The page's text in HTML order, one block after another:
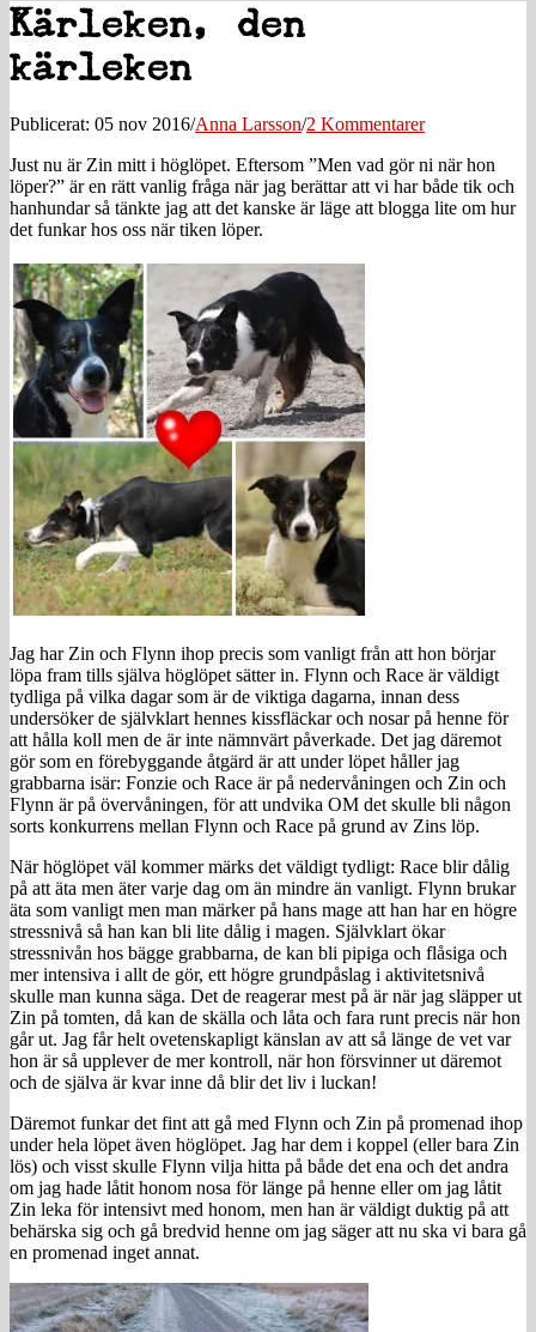
Kärleken, den
kärleken…
Publicerat: 05 nov 2016/Anna Larsson/2 Kommentarer
Just nu är Zin mitt i höglöpet. Eftersom ”Men vad gör ni när hon
löper?” är en rätt vanlig fråga när jag berättar att vi har både tik och
hanhundar så tänkte jag att det kanske är läge att blogga lite om hur
det funkar hos oss när tiken löper.
Jag har Zin och Flynn ihop precis som vanligt från att hon börjar
löpa fram tills själva höglöpet sätter in. Flynn och Race är väldigt
tydliga på vilka dagar som är de viktiga dagarna, innan dess
undersöker de självklart hennes kissfläckar och nosar på henne för
att hålla koll men de är inte nämnvärt påverkade. Det jag däremot
gör som en förebyggande åtgärd är att under löpet håller jag
grabbarna isär: Fonzie och Race är på nedervåningen och Zin och
Flynn är på övervåningen, för att undvika OM det skulle bli någon
sorts konkurrens mellan Flynn och Race på grund av Zins löp.
När höglöpet väl kommer märks det väldigt tydligt: Race blir dålig
på att äta men äter varje dag om än mindre än vanligt. Flynn brukar
äta som vanligt men man märker på hans mage att han har en högre
stressnivå så han kan bli lite dålig i magen. Självklart ökar
stressnivån hos bägge grabbarna, de kan bli pipiga och flåsiga och
mer intensiva i allt de gör, ett högre grundpåslag i aktivitetsnivå
skulle man kunna säga. Det de reagerar mest på är när jag släpper ut
Zin på tomten, då kan de skälla och låta och fara runt precis när hon
går ut. Jag får helt ovetenskapligt känslan av att så länge de vet var
hon är så upplever de mer kontroll, när hon försvinner ut däremot
och de själva är kvar inne då blir det liv i luckan!
Däremot funkar det fint att gå med Flynn och Zin på promenad ihop
under hela löpet även höglöpet. Jag har dem i koppel (eller bara Zin
lös) och visst skulle Flynn vilja hitta på både det ena och det andra
om jag hade låtit honom nosa för länge på henne eller om jag låtit
Zin leka för intensivt med honom, men han är väldigt duktig på att
behärska sig och gå bredvid henne om jag säger att nu ska vi bara gå
en promenad inget annat.